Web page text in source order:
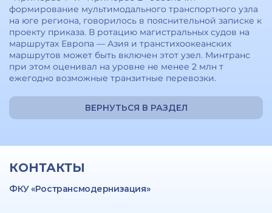
формирование мультимодального транспортного узла
на юге региона, говорилось в пояснительной записке к
проекту приказа. В ротацию магистральных судов на
маршрутах Европа — Азия и транстихоокеанских
маршрутов может быть включен этот узел. Минтранс
при этом оценивал на уровне не менее 2 млн т
ежегодно возможные транзитные перевозки.
ВЕРНУТЬСЯ В РАЗДЕЛ
КОНТАКТЫ
ФКУ «Ространсмодернизация»